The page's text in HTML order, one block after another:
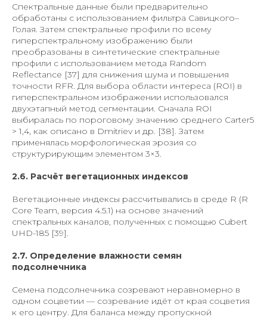
Спектральные данные были предварительно
обработаны с использованием фильтра Савицкого–
Голая. Затем спектральные профили по всему
гиперспектральному изображению были
преобразованы в синтетические спектральные
профили с использованием метода Random
Reflectance [37] для снижения шума и повышения
точности RFR. Для выбора области интереса (ROI) в
гиперспектральном изображении использовался
двухэтапный метод сегментации. Сначала ROI
выбиралась по пороговому значению среднего Carter5
> 1,4, как описано в Dmitriev и др. [38]. Затем
применялась морфологическая эрозия со
структурирующим элементом 3×3.
2.6. Расчёт вегетационных индексов
Вегетационные индексы рассчитывались в среде R (R
Core Team, версия 4.5.1) на основе значений
спектральных каналов, полученных с помощью Cubert
UHD-185 [39].
2.7. Определение влажности семян
подсолнечника
Семена подсолнечника созревают неравномерно в
одном соцветии — созревание идёт от края соцветия
к его центру. Для баланса между пропускной